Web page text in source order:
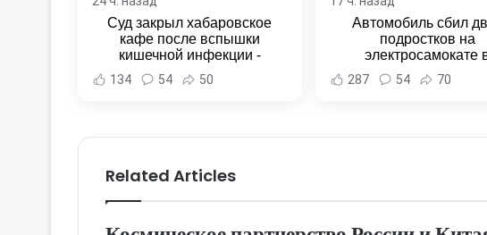
Суд закрыл хабаровское
кафе после вспышки
кишечной инфекции -
Новости Хабаровска и
Хабаровского края
134 54 50
Автомобиль сбил
подростков на
электросамокате
Комсомольске-на-
Новости Хабаровска
287 54 70
Related Articles